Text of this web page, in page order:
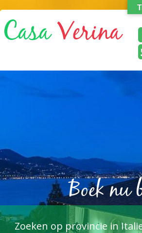
Zoeken op provincie in
Boek nu